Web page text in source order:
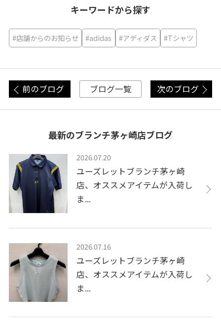
キーワードから探す
#店舗からのお知らせ #adidas #アディダス #Tシャツ
前のブログ ブログ一覧 次のブログ
最新のブランチ茅ヶ崎店ブログ
2026.07.20
ユーズレットブランチ茅ヶ崎
店、オススメアイテムが入荷し
ま...
2026.07.16
ユーズレットブランチ茅ヶ崎
店、オススメアイテムが入荷し
ま...